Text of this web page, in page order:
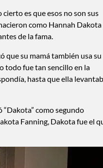
es que esos no son sus
como Hannah Dakota
de la fama.
que su mamá también usa su
todo fue tan sencillo en la
hasta que ella
“Dakota” como segundo
Fanning, Dakota fue el